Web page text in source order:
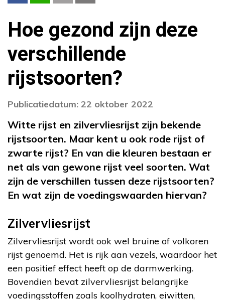
Hoe gezond zijn deze
verschillende
rijstsoorten?
Publicatiedatum: 22 oktober 2022
Witte rijst en zilvervliesrijst zijn bekende
rijstsoorten. Maar kent u ook rode rijst of
zwarte rijst? En van die kleuren bestaan er
net als van gewone rijst veel soorten. Wat
zijn de verschillen tussen deze rijstsoorten?
En wat zijn de voedingswaarden hiervan?
Zilvervliesrijst
Zilvervliesrijst wordt ook wel bruine of volkoren
rijst genoemd. Het is rijk aan vezels, waardoor het
een positief effect heeft op de darmwerking.
Bovendien bevat zilvervliesrijst belangrijke
voedingsstoffen zoals koolhydraten, eiwitten,